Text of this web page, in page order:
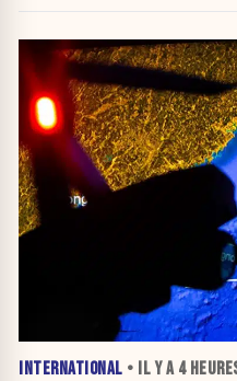
INTERNATIONAL • IL Y A 4